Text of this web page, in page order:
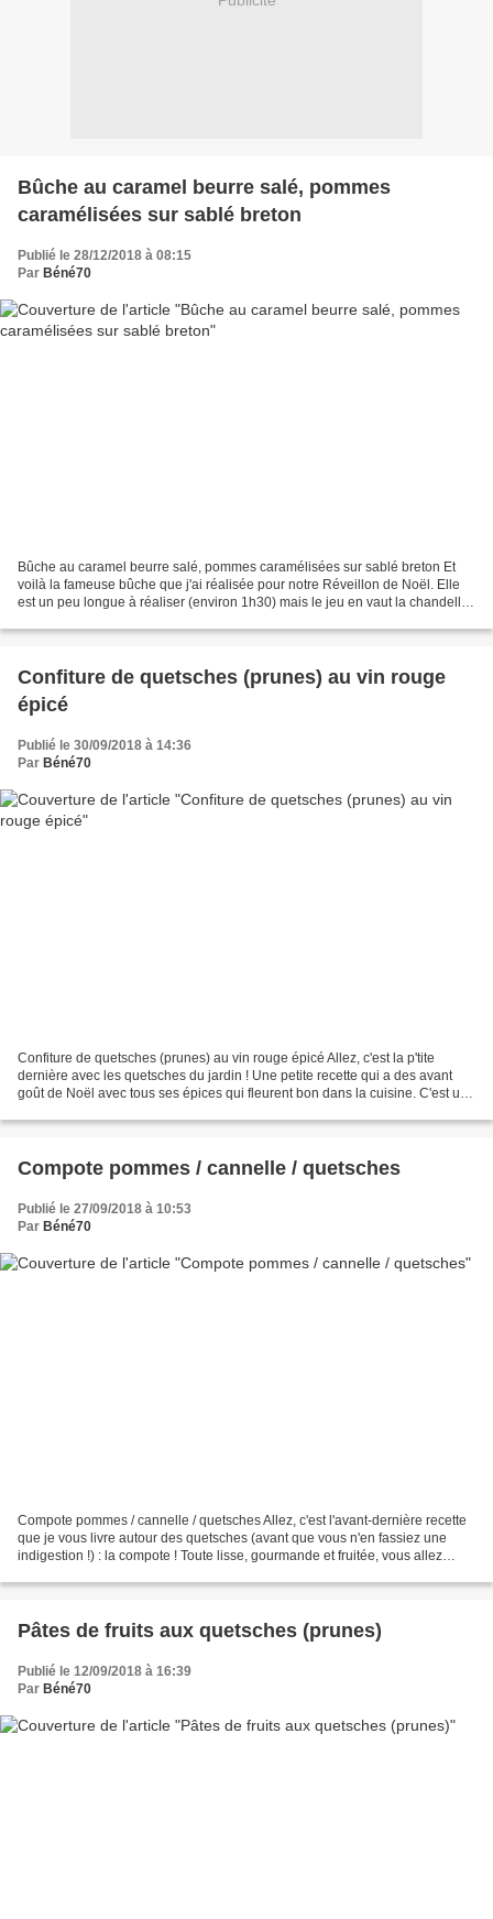
Bûche au caramel beurre salé, pommes
caramélisées sur sablé breton
Publié le 28/12/2018 à 08:15
Par Béné70
Bûche au caramel beurre salé, pommes caramélisées sur sablé breton Et
voilà la fameuse bûche que j'ai réalisée pour notre Réveillon de Noël. Elle
est un peu longue à réaliser (environ 1h30) mais le jeu en vaut la chandelle
Confiture de quetsches (prunes) au vin rouge
épicé
Publié le 30/09/2018 à 14:36
Par Béné70
Confiture de quetsches (prunes) au vin rouge épicé Allez, c'est la p'tite
dernière avec les quetsches du jardin ! Une petite recette qui a des avant
goût de Noël avec tous ses épices qui fleurent bon dans la cuisine. C'est une
Compote pommes / cannelle / quetsches
Publié le 27/09/2018 à 10:53
Par Béné70
Compote pommes / cannelle / quetsches Allez, c'est l'avant-dernière recette
que je vous livre autour des quetsches (avant que vous n'en fassiez une
indigestion !) : la compote ! Toute lisse, gourmande et fruitée, vous allez
Pâtes de fruits aux quetsches (prunes)
Publié le 12/09/2018 à 16:39
Par Béné70